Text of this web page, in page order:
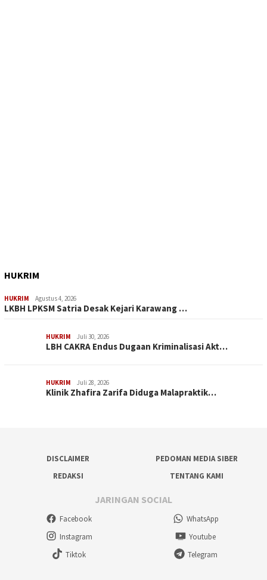
HUKRIM
HUKRIM Agustus 4, 2026
LKBH LPKSM Satria Desak Kejari Karawang …
HUKRIM Juli 30, 2026
LBH CAKRA Endus Dugaan Kriminalisasi Akt…
HUKRIM Juli 28, 2026
Klinik Zhafira Zarifa Diduga Malapraktik…
DISCLAIMER
PEDOMAN MEDIA SIBER
REDAKSI
TENTANG KAMI
JARINGAN SOCIAL
Facebook
WhatsApp
Instagram
Youtube
Tiktok
Telegram